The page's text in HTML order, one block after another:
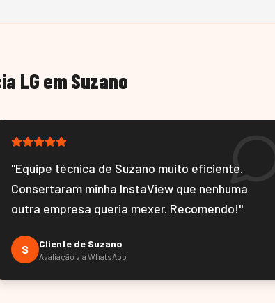
LGemSuzano
"Equipe técnica de Suzano muito eficiente.
Consertaram minha InstaView que nenhuma
outra empresa queria mexer. Recomendo!"
S Cliente de Suzano
Avaliação via WhatsApp